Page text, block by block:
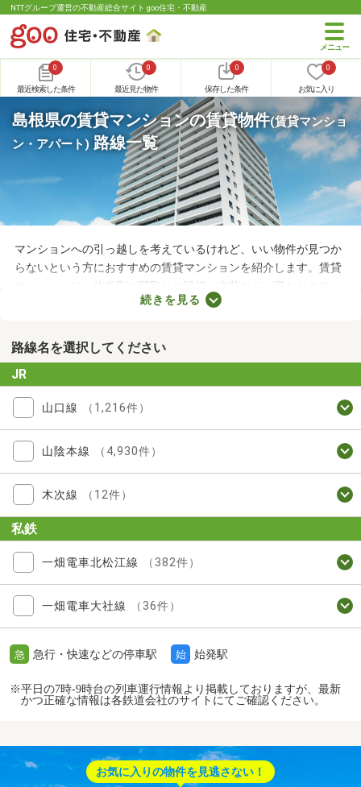
NTTグループ運営の不動産総合サイト goo住宅・不動産
0
最近検索した条件
0
最近見た物件
0
保存した条件
0
お気に入り
島根県の賃貸マンションの賃貸物件(賃貸マンショ
ン・アパート) 路線一覧
マンションへの引っ越しを考えているけれど、いい物件が見つか
らないという方におすすめの賃貸マンションを紹介します。賃貸
マンションは、物件別に間取りや設備、内装などが異なります。
複数の物件を見比べて、希望や好みにぴったりなお部屋を見つけ
貸マンションを比較してみてくださいね。
続きを見る
路線名を選択してください
JR
山口線 （1,216件）
山陰本線 （4,930件）
木次線 （12件）
私鉄
一畑電車北松江線 （382件）
一畑電車大社線 （36件）
急 急行・快速などの停車駅 始 始発駅
※平日の7時-9時台の列車運行情報より掲載しておりますが、最新
かつ正確な情報は各鉄道会社のサイトにてご確認ください。
お気に入りの物件を見逃さない！